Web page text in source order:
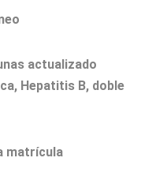
actualizado
Hepatitis B, doble
matrícula